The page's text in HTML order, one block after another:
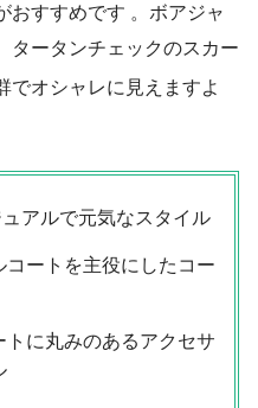
おすすめです 。ボアジャ
タータンチェックのスカー
でオシャレに見えますよ
アルで元気なスタイル
ートを主役にしたコー
に丸みのあるアクセサ